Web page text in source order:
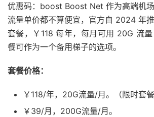
优惠码：boost Boost Net 作为高端机
流量单价都不算便宜，官方自 2024 年
套餐，￥118 每年，每月可用 20G 流
餐可作为一个备用梯子的选项。
套餐价格：
￥118/年，20G流量/月。（限时套餐
￥39/月，200G流量/月。